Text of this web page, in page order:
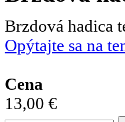
Brzdová hadica
Opýtajte sa na
Cena
13,00 €